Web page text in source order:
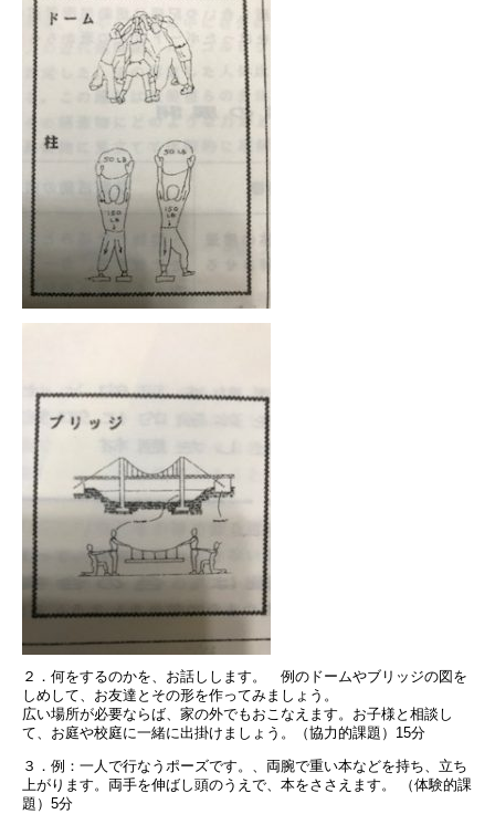
２．何をするのかを、お話しします。 例のドームやブリッジの図を
しめして、お友達とその形を作ってみましょう。
広い場所が必要ならば、家の外でもおこなえます。お子様と相談し
て、お庭や校庭に一緒に出掛けましょう。（協力的課題）15分
３．例：一人で行なうポーズです。、両腕で重い本などを持ち、立ち
上がります。両手を伸ばし頭のうえで、本をささえます。 （体験的課
題）5分